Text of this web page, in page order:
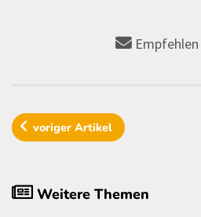
Empfehlen
vorigerArtikel
Weitere Themen